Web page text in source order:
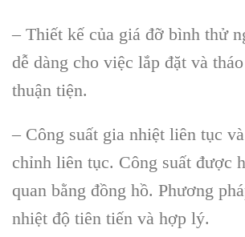
– Thiết kế của giá đỡ bình thử
dễ dàng cho việc lắp đặt và tháo
thuận tiện.
– Công suất gia nhiệt liên tục v
chỉnh liên tục. Công suất được
quan bằng đồng hồ. Phương ph
nhiệt độ tiên tiến và hợp lý.